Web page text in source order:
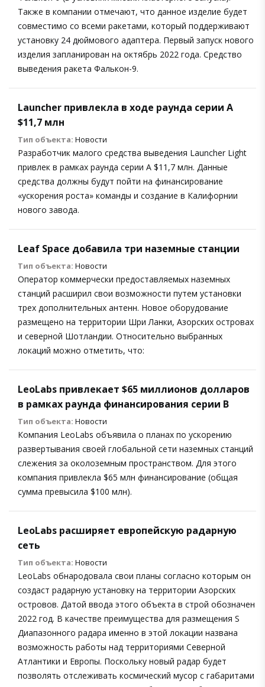
Также в компании отмечают, что данное изделие будет
совместимо со всеми ракетами, который поддерживают
установку 24 дюймового адаптера. Первый запуск нового
изделия запланирован на октябрь 2022 года. Средство
выведения ракета Фалькон-9.
Launcher привлекла в ходе раунда серии А
$11,7 млн
Тип объекта: Новости
Разработчик малого средства выведения Launcher Light
привлек в рамках раунда серии А $11,7 млн. Данные
средства должны будут пойти на финансирование
«ускорения роста» команды и создание в Калифорнии
нового завода.
Leaf Space добавила три наземные станции
Тип объекта: Новости
Оператор коммерчески предоставляемых наземных
станций расширил свои возможности путем установки
трех дополнительных антенн. Новое оборудование
размещено на территории Шри Ланки, Азорских островах
и северной Шотландии. Относительно выбранных
локаций можно отметить, что:
LeoLabs привлекает $65 миллионов долларов
в рамках раунда финансирования серии B
Тип объекта: Новости
Компания LeoLabs объявила о планах по ускорению
развертывания своей глобальной сети наземных станций
слежения за околоземным пространством. Для этого
компания привлекла $65 млн финансирование (общая
сумма превысила $100 млн).
LeoLabs расширяет европейскую радарную
сеть
Тип объекта: Новости
LeoLabs обнародовала свои планы согласно которым он
создаст радарную установку на территории Азорских
островов. Датой ввода этого объекта в строй обозначен
2022 год. В качестве преимущества для размещения S
Диапазонного радара именно в этой локации названа
возможность работы над территориями Северной
Атлантики и Европы. Поскольку новый радар будет
позволять отслеживать космический мусор с габаритами